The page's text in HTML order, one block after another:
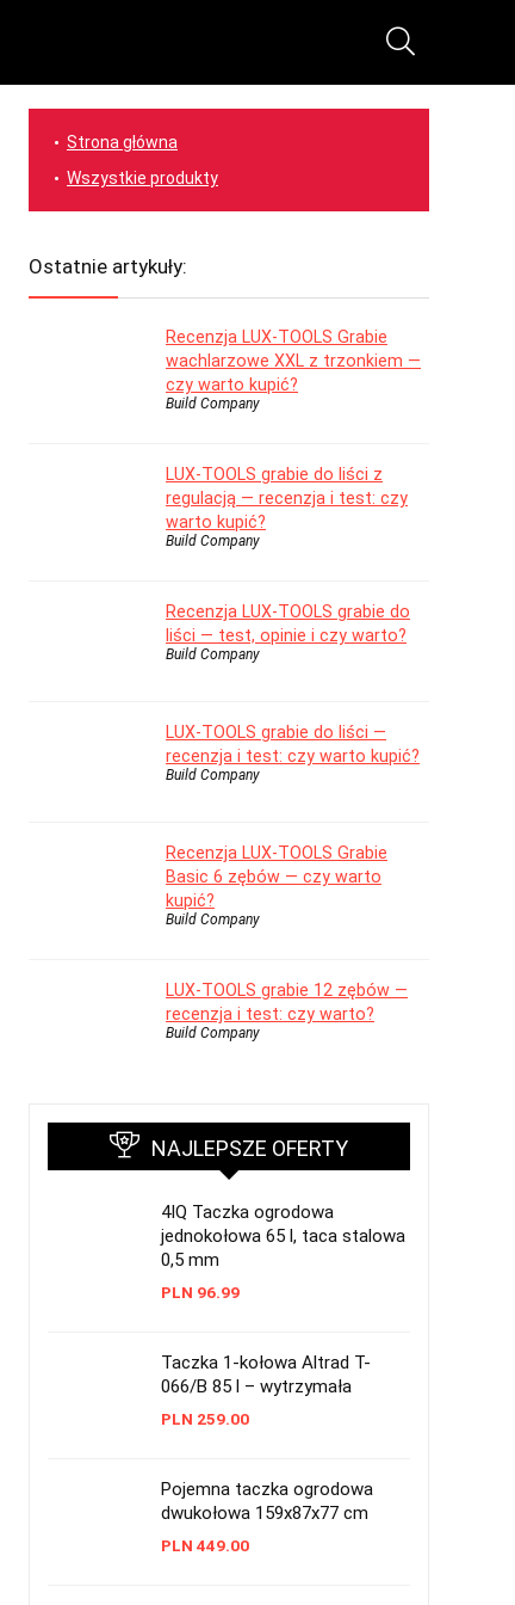
Strona główna
Wszystkie produkty
Ostatnie artykuły:
Recenzja LUX-TOOLS Grabie
wachlarzowe XXL z trzonkiem —
czy warto kupić?
Build Company
LUX-TOOLS grabie do liści z
regulacją — recenzja i test: czy
warto kupić?
Build Company
Recenzja LUX-TOOLS grabie do
liści — test, opinie i czy warto?
Build Company
LUX-TOOLS grabie do liści —
recenzja i test: czy warto kupić?
Build Company
Recenzja LUX-TOOLS Grabie
Basic 6 zębów — czy warto
kupić?
Build Company
LUX-TOOLS grabie 12 zębów —
recenzja i test: czy warto?
Build Company
NAJLEPSZE OFERTY
4IQ Taczka ogrodowa
jednokołowa 65 l, taca stalowa
0,5 mm
PLN 96.99
Taczka 1-kołowa Altrad T-
066/B 85 l – wytrzymała
PLN 259.00
Pojemna taczka ogrodowa
dwukołowa 159x87x77 cm
PLN 449.00